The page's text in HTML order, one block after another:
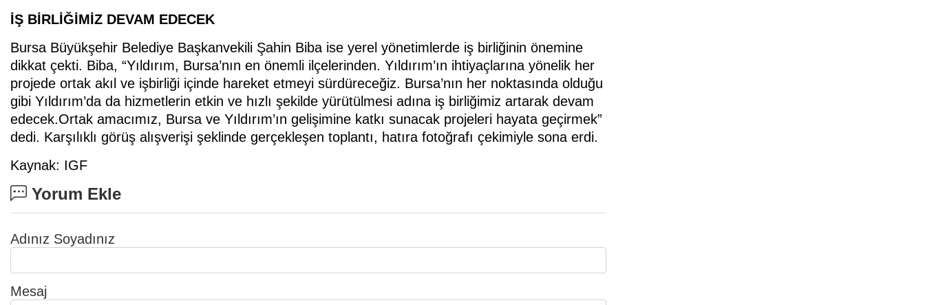
İŞ BİRLİĞİMİZ DEVAM EDECEK
Bursa Büyükşehir Belediye Başkanvekili Şahin Biba ise yerel yönetimlerde iş birliğinin önemine
dikkat çekti. Biba, “Yıldırım, Bursa’nın en önemli ilçelerinden. Yıldırım’ın ihtiyaçlarına yönelik her
projede ortak akıl ve işbirliği içinde hareket etmeyi sürdüreceğiz. Bursa’nın her noktasında olduğu
gibi Yıldırım’da da hizmetlerin etkin ve hızlı şekilde yürütülmesi adına iş birliğimiz artarak devam
edecek.Ortak amacımız, Bursa ve Yıldırım’ın gelişimine katkı sunacak projeleri hayata geçirmek”
dedi. Karşılıklı görüş alışverişi şeklinde gerçekleşen toplantı, hatıra fotoğrafı çekimiyle sona erdi.
Kaynak: IGF
Yorum Ekle
Adınız Soyadınız
Mesaj